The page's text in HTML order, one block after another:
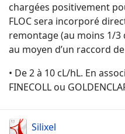
chargées positivement
FLOC sera incorporé
remontage (au moins 1/3
au moyen d’un raccord
• De 2 à 10 cL/hL. En
FINECOLL ou
Silixel